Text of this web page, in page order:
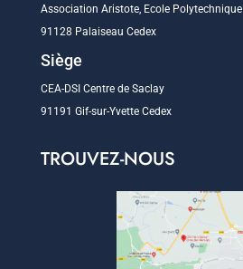
Association Aristote, Ecole Polytechnique
91128 Palaiseau Cedex
Siège
CEA-DSI Centre de Saclay
91191 Gif-sur-Yvette Cedex
TROUVEZ-NOUS